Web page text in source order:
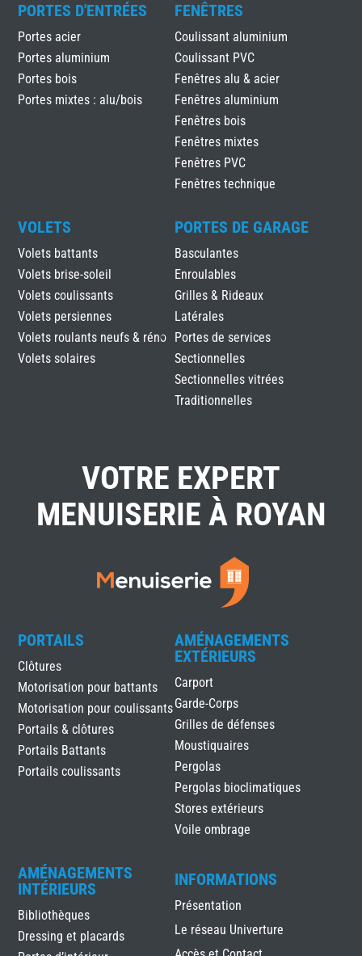
PORTES D'ENTRÉES
Portes acier
Portes aluminium
Portes bois
Portes mixtes : alu/bois
FENÊTRES
Coulissant aluminium
Coulissant PVC
Fenêtres alu & acier
Fenêtres aluminium
Fenêtres bois
Fenêtres mixtes
Fenêtres PVC
Fenêtres technique
VOLETS
Volets battants
Volets brise-soleil
Volets coulissants
Volets persiennes
Volets roulants neufs & réno
Volets solaires
PORTES DE GARAGE
Basculantes
Enroulables
Grilles & Rideaux
Latérales
Portes de services
Sectionnelles
Sectionnelles vitrées
Traditionnelles
VOTRE EXPERT
MENUISERIE À ROYAN
PORTAILS
Clôtures
Motorisation pour battants
Motorisation pour coulissants
Portails & clôtures
Portails Battants
Portails coulissants
AMÉNAGEMENTS
EXTÉRIEURS
Carport
Garde-Corps
Grilles de défenses
Moustiquaires
Pergolas
Pergolas bioclimatiques
Stores extérieurs
Voile ombrage
AMÉNAGEMENTS
INTÉRIEURS
Bibliothèques
Dressing et placards
INFORMATIONS
Présentation
Le réseau Univerture